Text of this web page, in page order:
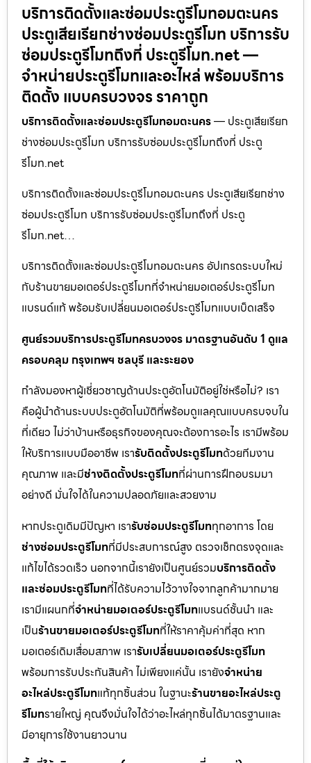
บริการติดตั้งและซ่อมประตูรีโมทอมตะนคร
ประตูเสียเรียกช่างซ่อมประตูรีโมท บริการรับ
ซ่อมประตูรีโมทถึงที่ ประตูรีโมท.net —
จำหน่ายประตูรีโมทและอะไหล่ พร้อมบริการ
ติดตั้ง แบบครบวงจร ราคาถูก
บริการติดตั้งและซ่อมประตูรีโมทอมตะนคร— ประตูเสียเรียก
ช่างซ่อมประตูรีโมท บริการรับซ่อมประตูรีโมทถึงที่ ประตู
รีโมท.net
บริการติดตั้งและซ่อมประตูรีโมทอมตะนคร ประตูเสียเรียกช่าง
ซ่อมประตูรีโมท บริการรับซ่อมประตูรีโมทถึงที่ ประตู
รีโมท.net…
บริการติดตั้งและซ่อมประตูรีโมทอมตะนคร อัปเกรดระบบใหม่
กับร้านขายมอเตอร์ประตูรีโมทที่จำหน่ายมอเตอร์ประตูรีโมท
แบรนด์แท้ พร้อมรับเปลี่ยนมอเตอร์ประตูรีโมทแบบเบ็ดเสร็จ
ศูนย์รวมบริการประตูรีโมทครบวงจร มาตรฐานอันดับ 1 ดูแล
ครอบคลุม กรุงเทพฯ ชลบุรี และระยอง
กำลังมองหาผู้เชี่ยวชาญด้านประตูอัตโนมัติอยู่ใช่หรือไม่? เรา
คือผู้นำด้านระบบประตูอัตโนมัติที่พร้อมดูแลคุณแบบครบจบใน
ที่เดียว ไม่ว่าบ้านหรือธุรกิจของคุณจะต้องการอะไร เรามีพร้อม
ให้บริการแบบมืออาชีพ เรารับติดตั้งประตูรีโมทด้วยทีมงาน
คุณภาพ และมีช่างติดตั้งประตูรีโมทที่ผ่านการฝึกอบรมมา
อย่างดี มั่นใจได้ในความปลอดภัยและสวยงาม
หากประตูเดิมมีปัญหา เรารับซ่อมประตูรีโมททุกอาการ โดย
ช่างซ่อมประตูรีโมทที่มีประสบการณ์สูง ตรวจเช็กตรงจุดและ
แก้ไขได้รวดเร็ว นอกจากนี้เรายังเป็นศูนย์รวมบริการติดตั้ง
และซ่อมประตูรีโมทที่ได้รับความไว้วางใจจากลูกค้ามากมาย
เรามีแผนกที่จำหน่ายมอเตอร์ประตูรีโมทแบรนด์ชั้นนำ และ
เป็นร้านขายมอเตอร์ประตูรีโมทที่ให้ราคาคุ้มค่าที่สุด หาก
มอเตอร์เดิมเสื่อมสภาพ เรารับเปลี่ยนมอเตอร์ประตูรีโมท
พร้อมการรับประกันสินค้า ไม่เพียงแค่นั้น เรายังจำหน่าย
อะไหล่ประตูรีโมทแท้ทุกชิ้นส่วน ในฐานะร้านขายอะไหล่ประตู
รีโมทรายใหญ่ คุณจึงมั่นใจได้ว่าอะไหล่ทุกชิ้นได้มาตรฐานและ
มีอายุการใช้งานยาวนาน